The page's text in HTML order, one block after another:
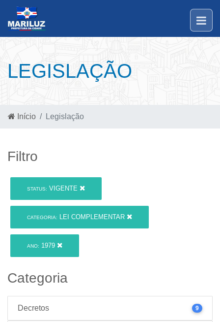
LEGISLAÇÃO
Início Legislação
Filtro
STATUS: VIGENTE
CATEGORIA: LEI COMPLEMENTAR
ANO: 1979
Categoria
Decretos 9